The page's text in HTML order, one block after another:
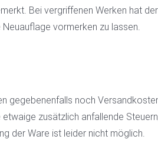
Bei vergriffenen Werken hat
vormerken zu lassen.
gegebenenfalls noch
zusätzlich anfallende
der Ware ist leider nicht möglich.